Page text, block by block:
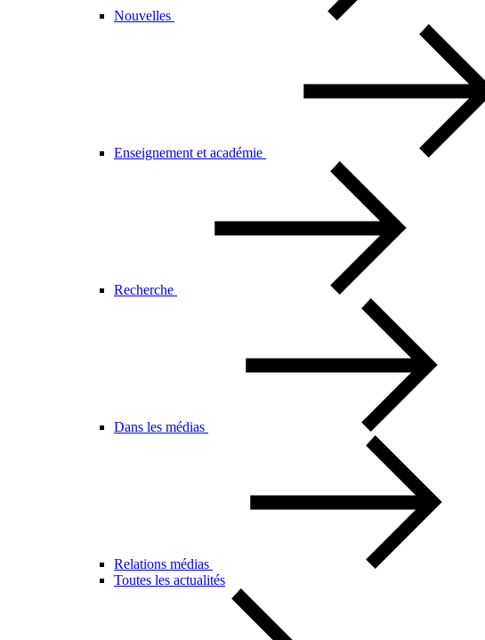
Nouvelles
Enseignement et académie
Recherche
Dans les médias
Relations médias
Toutes les actualités